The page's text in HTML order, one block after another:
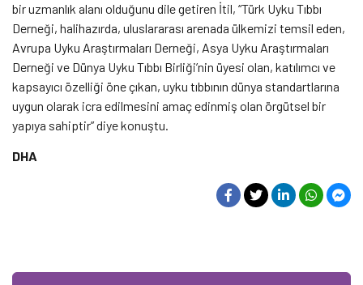
bir uzmanlık alanı olduğunu dile getiren İtil, “Türk Uyku Tıbbı
Derneği, halihazırda, uluslararası arenada ülkemizi temsil eden,
Avrupa Uyku Araştırmaları Derneği, Asya Uyku Araştırmaları
Derneği ve Dünya Uyku Tıbbı Birliği’nin üyesi olan, katılımcı ve
kapsayıcı özelliği öne çıkan, uyku tıbbının dünya standartlarına
uygun olarak icra edilmesini amaç edinmiş olan örgütsel bir
yapıya sahiptir” diye konuştu.
DHA